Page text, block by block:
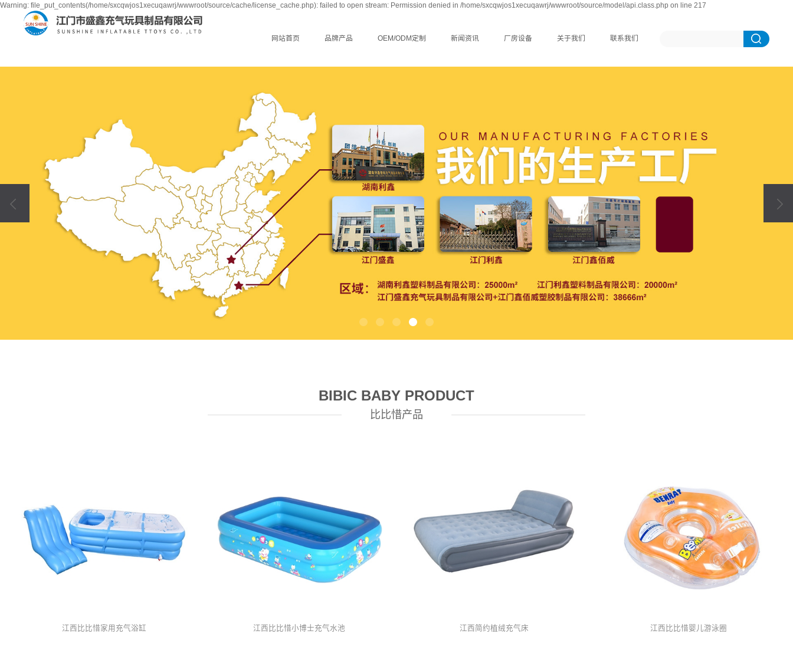
Warning: file_put_contents(/home/sxcqwjos1xecuqawrj/wwwroot/source/cache/license_cache.php): failed to open stream: Permission denied in /home/sxcqwjos1xecuqawrj/wwwroot/source/model/api.class.php on line 217
网站首页 品牌产品 OEM/ODM定制 新闻资讯 厂房设备 关于我们 联系我们
BIBIC BABY PRODUCT
比比惜产品
江西比比惜家用充气浴缸 江西比比惜小博士充气水池 江西简约植绒充气床 江西比比惜婴儿游泳圈